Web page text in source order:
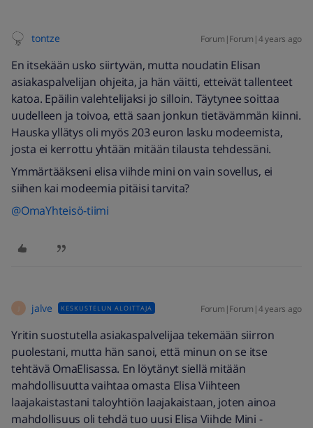
tontze Forum|Forum|4 years ago
En itsekään usko siirtyvän, mutta noudatin Elisan
asiakaspalvelijan ohjeita, ja hän väitti, etteivät tallenteet
katoa. Epäilin valehtelijaksi jo silloin. Täytynee soittaa
uudelleen ja toivoa, että saan jonkun tietävämmän kiinni.
Hauska yllätys oli myös 203 euron lasku modeemista,
josta ei kerrottu yhtään mitään tilausta tehdessäni.
Ymmärtääkseni elisa viihde mini on vain sovellus, ei
siihen kai modeemia pitäisi tarvita?
@OmaYhteisö-tiimi
jalve KESKUSTELUN ALOITTAJA Forum|Forum|4 years ago
Yritin suostutella asiakaspalvelijaa tekemään siirron
puolestani, mutta hän sanoi, että minun on se itse
tehtävä OmaElisassa. En löytänyt siellä mitään
mahdollisuutta vaihtaa omasta Elisa Viihteen
laajakaistastani taloyhtiön laajakaistaan, joten ainoa
mahdollisuus oli tehdä tuo uusi Elisa Viihde Mini -